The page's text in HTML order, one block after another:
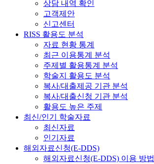
상담 내역 확인
고객제안
신고센터
RISS 활용도 분석
자료 현황 통계
최근 이용통계 분석
주제별 활용통계 분석
학술지 활용도 분석
복사/대출제공 기관 분석
복사/대출신청 기관 분석
활용도 높은 주제
최신/인기 학술자료
최신자료
인기자료
해외자료신청(E-DDS)
해외자료신청(E-DDS) 이용 방법